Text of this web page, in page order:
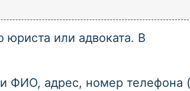
или адвоката. В
ФИО, адрес, номер телефона